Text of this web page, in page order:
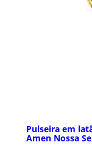
Pulseira em
Amen Nossa